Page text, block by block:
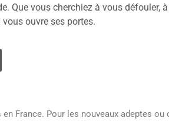
Que vous cherchiez à vous défouler,
vous ouvre ses portes.
France. Pour les nouveaux adeptes